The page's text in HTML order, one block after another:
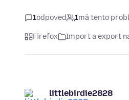
1odpoveď 1má tento
Firefox Import a export
littlebirdie2828